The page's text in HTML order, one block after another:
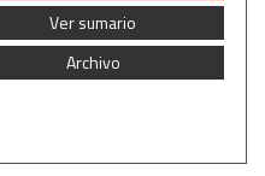
Ver sumario
Archivo